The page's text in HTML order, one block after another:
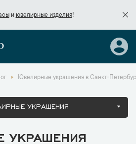
и ювелирные изделия!
Ювелирные украшения в Санкт-
УКРАШЕНИЯ
УКРАШЕНИЯ